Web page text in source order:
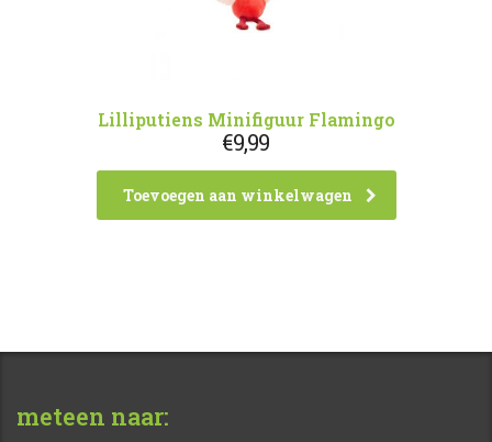
Lilliputiens Minifiguur Flamingo
€9,99
Toevoegen aan winkelwagen
meteen naar: